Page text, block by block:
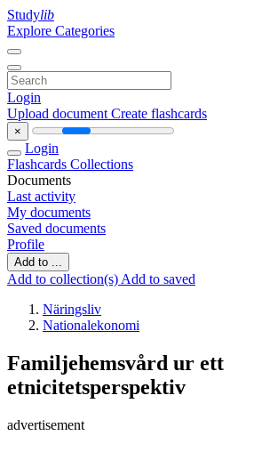
Studylib
Explore Categories
Login
Upload document Create flashcards
×
Login
Flashcards Collections
Documents
Last activity
My documents
Saved documents
Profile
Add to ...
Add to collection(s) Add to saved
Näringsliv
Nationalekonomi
Familjehemsvård ur ett
etnicitetsperspektiv
advertisement